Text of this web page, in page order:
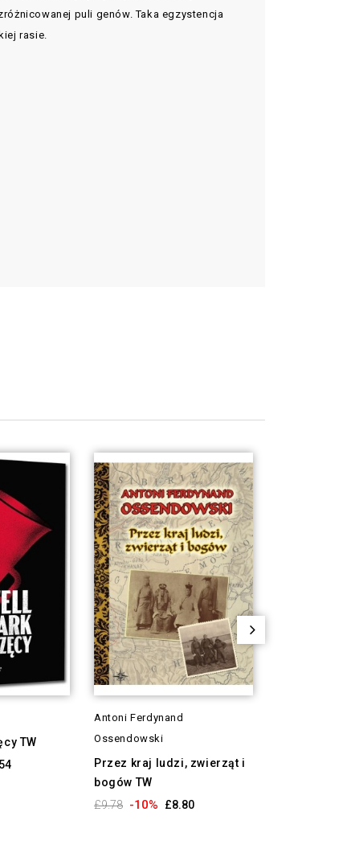
puli genów. Taka egzystencja
rasie.
TW
Antoni Ferdynand
Ossendowski
Przez kraj ludzi, zwierząt i
bogów TW
£9.78 -10% £8.80